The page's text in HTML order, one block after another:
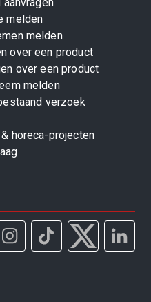
melden
melden
over een product
over een product
melden
verzoek
horeca-projecten